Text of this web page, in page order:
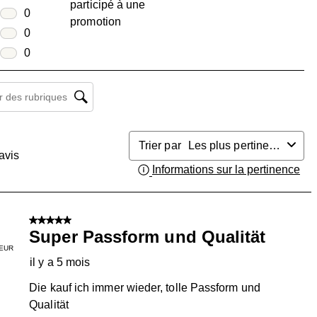
1 avis avec 4 étoiles.
0
0 avis avec 3 étoiles.
0
0 avis avec 2 étoiles.
0
0 avis avec 1 étoile.
participé à une
promotion
de sujet et d'avis
Trier par
Les plus pertinents
Informations sur la pertinence
5 sur 5 étoiles.
Super Passform und Qualität
il y a 5 mois
Die kauf ich immer wieder, tolle Passform und
Qualität